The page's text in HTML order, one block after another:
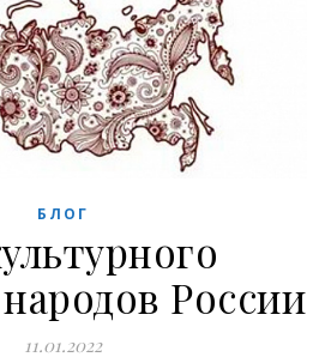
БЛОГ
России
11.01.2022